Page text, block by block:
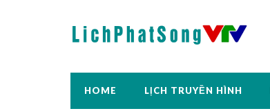
HOME LỊCH TRUYỀN HÌNH